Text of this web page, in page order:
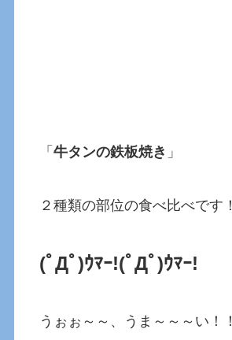
「牛タンの鉄板焼き 」
２種類の部位の食べ比べです！
(ﾟДﾟ)ｳﾏｰ!(ﾟДﾟ)ｳﾏｰ!
うぉぉ～～、うま～～～い！！